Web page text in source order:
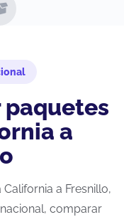
paquetes
a
a Fresnillo,
comparar